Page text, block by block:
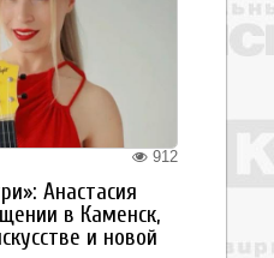
912
Анастасия
в Каменск,
и новой